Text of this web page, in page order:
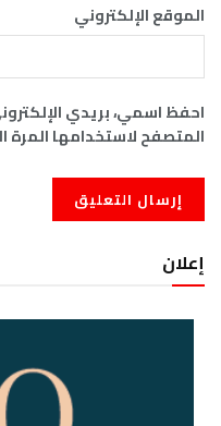
الموقع الإلكتروني
احفظ اسمي، بريدي
المتصفح لاستخدامها المرة
إعلان